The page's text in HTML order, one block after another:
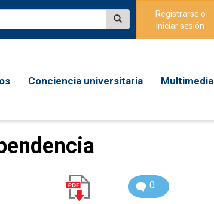
Registrarse o
iniciar sesión
Conciencia universitaria Multimedia
0